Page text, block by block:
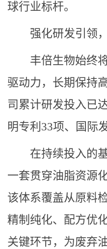
球行业标杆。
强化研发引领
丰倍生物始终
驱动力，长期保持
司累计研发投入已
明专利33项、国际
在持续投入的
一套贯穿油脂资源
该体系覆盖从原料
精制纯化、配方优
关键环节，为废弃